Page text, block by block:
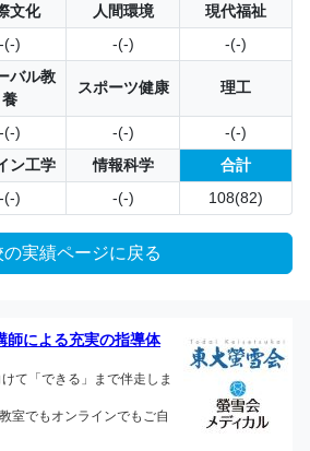
文化 人間環境
現代福祉
-(-) -(-)
-(-)
バル教
養
スポーツ健康 理工
-(-) -(-)
-(-)
ン工学 情報科学
合計
-(-) -(-) 108(82)
の実績ページに戻る